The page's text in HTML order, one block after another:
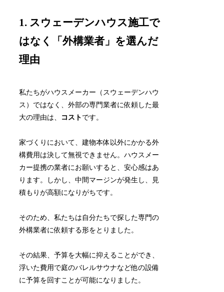
1. スウェーデンハウス施工で
はなく「外構業者」を選んだ
理由
私たちがハウスメーカー（スウェーデンハウ
ス）ではなく、外部の専門業者に依頼した最
大の理由は、
コスト です。
家づくりにおいて、建物本体以外にかかる外
構費用は決して無視できません。ハウスメー
カー提携の業者にお願いすると、安心感はあ
ります。しかし、中間マージンが発生し、見
積もりが高額になりがちです。
そのため、私たちは自分たちで探した専門の
外構業者に依頼する形をとりました。
その結果、予算を大幅に抑えることができ、
浮いた費用で庭のバレルサウナなど他の設備
に予算を回すことが可能になりました。